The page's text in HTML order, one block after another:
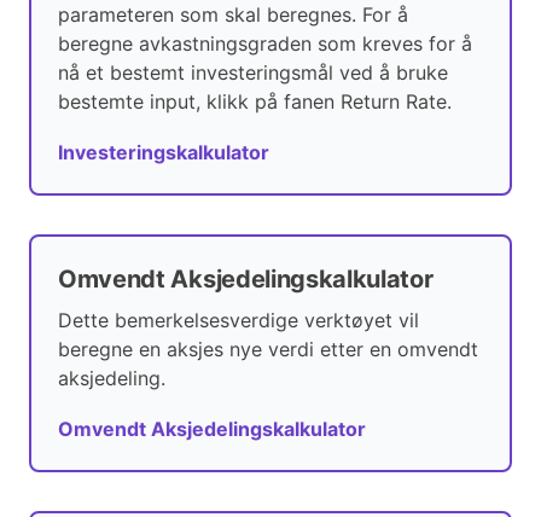
parameteren som skal beregnes. For å
beregne avkastningsgraden som kreves for å
nå et bestemt investeringsmål ved å bruke
bestemte input, klikk på fanen Return Rate.
Investeringskalkulator
Omvendt Aksjedelingskalkulator
Dette bemerkelsesverdige verktøyet vil
beregne en aksjes nye verdi etter en omvendt
aksjedeling.
Omvendt Aksjedelingskalkulator